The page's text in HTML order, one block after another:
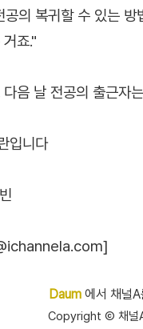
의 복귀할 수 있는
죠."
음 날 전공의 출근자
입니다
Daum 에서 채널
Copyright Ⓒ 채널